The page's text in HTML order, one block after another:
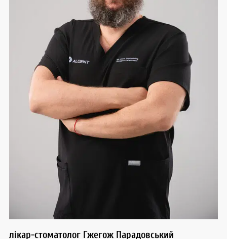
лікар-стоматолог Гжегож Парадовський